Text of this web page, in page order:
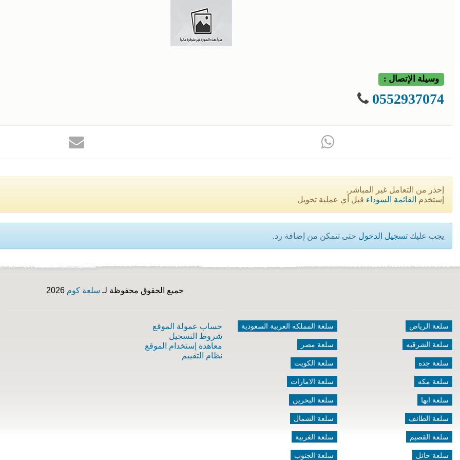
وسيلة الإتصال :
0552937074
إحذر من التعامل غير المباشر.
إستخدم القائمة السوداء قبل أي عملية تحويل
يجب عليك تسجيل الدخول حتى تتمكن من إضافة رد.
جميع الحقوق محفوظة لـ سلعة كوم
سلعة الرياض
سلعة الشرقيه
سلعة جده
سلعة مكه
سلعة ابها
سلعة الطائف
سلعة القصيم
سلعة حائل
سلعة المملكه العربية السعودية
سلعة مصر
سلعة الكويت
سلعة الامارات
سلعة البحرين
سلعة الشمال
سلعة الغربية
سلعة الجنوب
حساب عمولة الموقع
شروط التسجيل
معاهدة إستخدام الموقع
نظام التقييم